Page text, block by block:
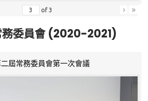
of3 › »
務委員會 (2020-2021)
屆常務委員會第一次會議